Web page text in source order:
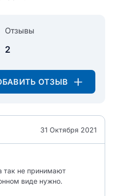
Отзывы
2
ОТЗЫВ
31 Октября 2021
так не принимают
виде нужно.